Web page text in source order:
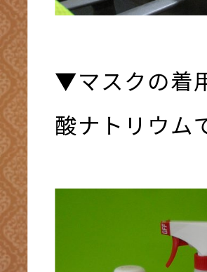
▼マスクの着
酸ナトリウム